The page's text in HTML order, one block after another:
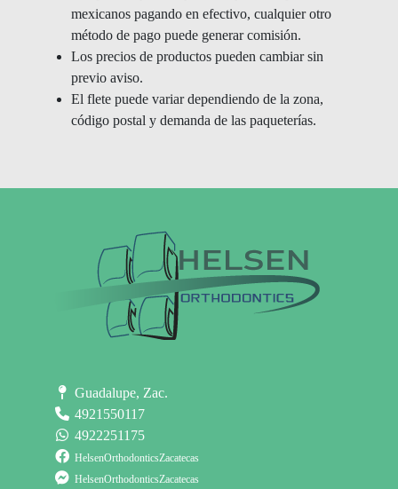
mexicanos pagando en efectivo, cualquier otro
método de pago puede generar comisión.
Los precios de productos pueden cambiar sin
previo aviso.
El flete puede variar dependiendo de la zona,
código postal y demanda de las paqueterías.
Guadalupe, Zac.
4921550117
4922251175
HelsenOrthodonticsZacatecas
HelsenOrthodonticsZacatecas